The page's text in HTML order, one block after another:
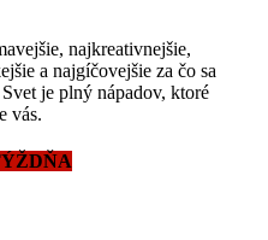
najkreativnejšie,
a najgíčovejšie za čo sa
je plný nápadov, ktoré
vás.